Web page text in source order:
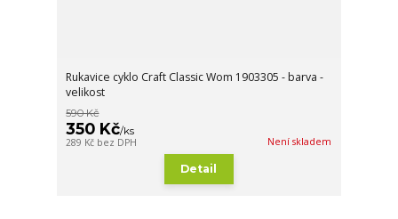
Rukavice cyklo Craft Classic Wom 1903305 - barva -
velikost
590 Kč
350 Kč/ks
289 Kč bez DPH Není skladem
Detail